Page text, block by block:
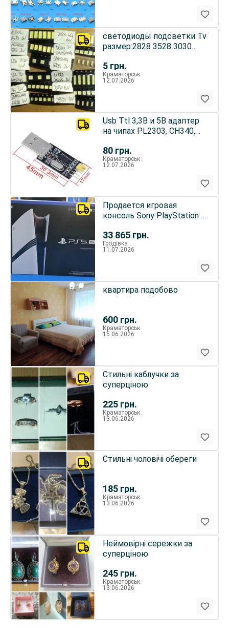
5 грн.
светодиоды подсветки Tv
размер:2828 3528 3030
Краматорськ
12.07.2026
80 грн.
Usb Ttl 3,3В и 5В адаптер
на чипах PL2303, CH340,
Краматорськ
12.07.2026
33 865 грн.
Продается игровая
консоль Sony PlayStation 5
контроллера DualSense
Гродівка
11.07.2026
600 грн.
квартира подобово
Краматорськ
15.06.2026
225 грн.
Стильні каблучки за
суперціною
Краматорськ
13.06.2026
185 грн.
Стильні чоловічі обереги
Краматорськ
13.06.2026
245 грн.
Неймовірні сережки за
суперціною
Краматорськ
13.06.2026